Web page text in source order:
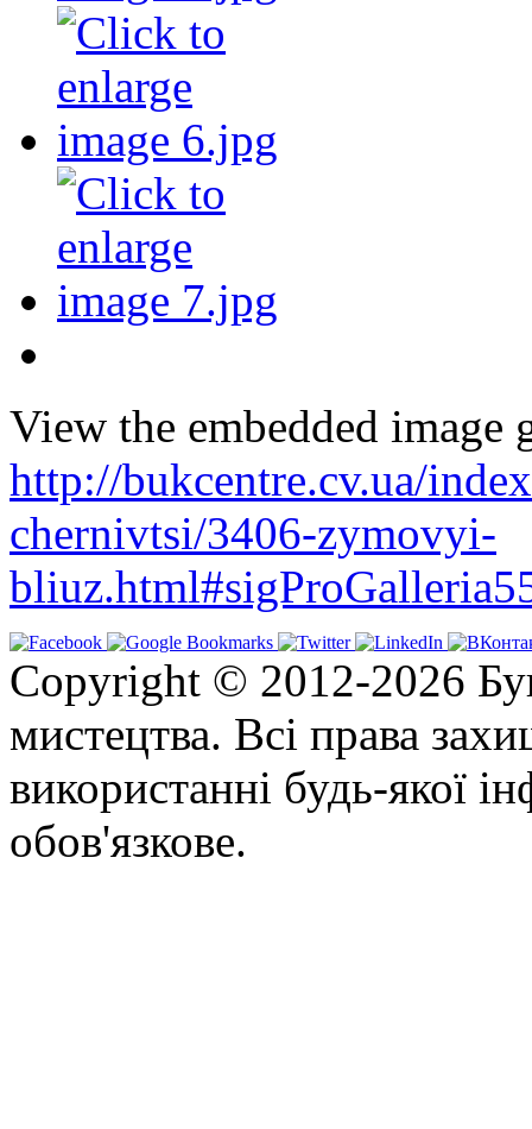
View the embedded image
http://bukcentre.cv.ua/
chernivtsi/3406-zymovyi-
Copyright © 2012-2026
мистецтва. Всі права
використанні будь-якої
обов'язкове.